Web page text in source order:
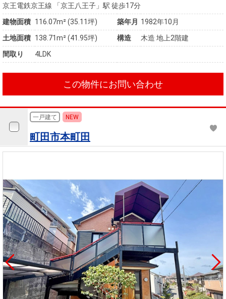
京王電鉄京王線 「京王八王子」駅 徒歩17分
建物面積 116.07m² (35.11坪) 築年月
1982年10月
土地面積 138.71m² (41.95坪) 構造
木造 地上2階建
間取り
4LDK
この物件にお問い合わせ
一戸建て NEW
町田市本町田